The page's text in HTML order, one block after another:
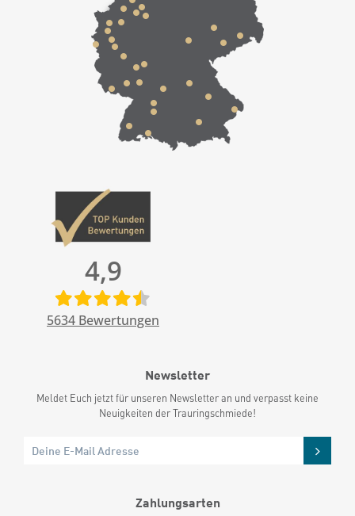
4,9
5634 Bewertungen
Newsletter
Meldet Euch jetzt für unseren Newsletter an und verpasst keine
Neuigkeiten der Trauringschmiede!
Zahlungsarten